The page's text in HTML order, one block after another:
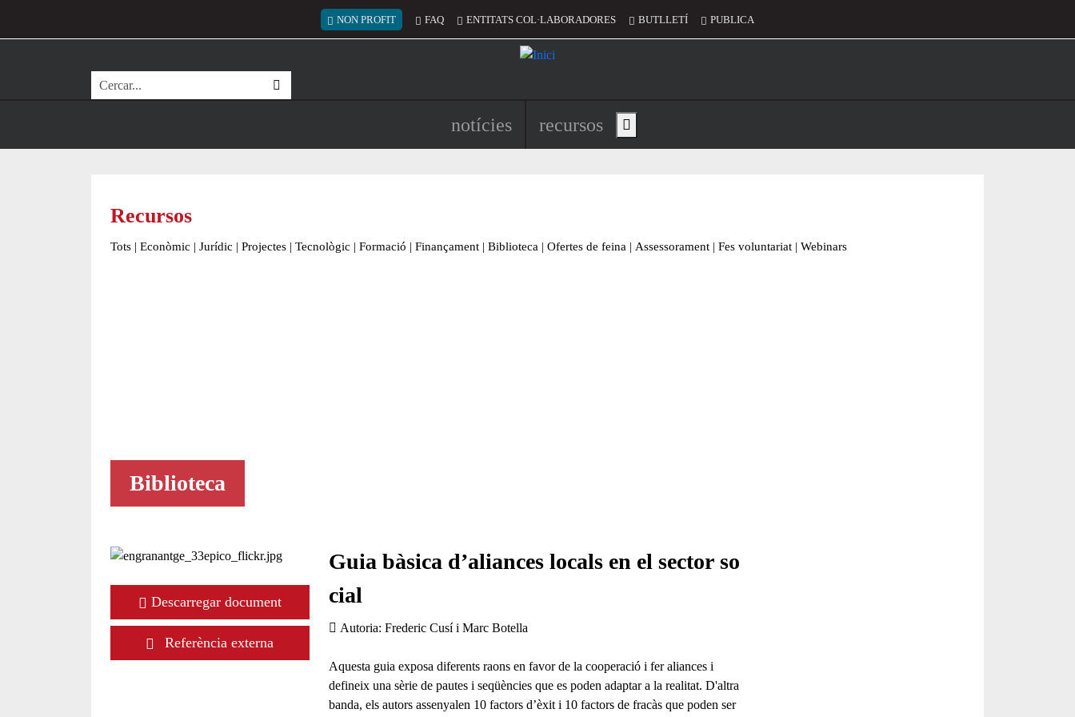
Menú del compte d'usuari
NON PROFIT FAQ ENTITATS COL·LABORADORES BUTLLETÍ PUBLICA
Cerca
Navegació principal de l'encapçalament
notícies recursos Show main menu
Recursos
Tots | Econòmic | Jurídic | Projectes | Tecnològic | Formació | Finançament | Biblioteca | Ofertes de feina | Assessorament | Fes voluntariat | Webinars
Biblioteca
Descarregar document
Referència externa
Guia bàsica d’aliances locals en el sector so
cial
Autoria Frederic Cusí i Marc Botella
Aquesta guia exposa diferents raons en favor de la cooperació i fer aliances i
defineix una sèrie de pautes i seqüències que es poden adaptar a la realitat. D'altra
banda, els autors assenyalen 10 factors d’èxit i 10 factors de fracàs que poden ser